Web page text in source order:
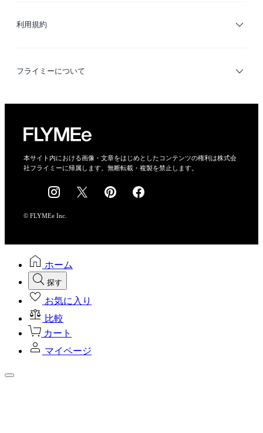
利用規約
利用規約
フライミーについて
会社概要
採用情報
本サイト内における画像・文章をはじめとしたコンテンツの権利は株式会
社フライミーに帰属します。無断転載・複製を禁止します。
© FLYMEe Inc.
ホーム
探す
お気に入り
比較
カート
マイページ